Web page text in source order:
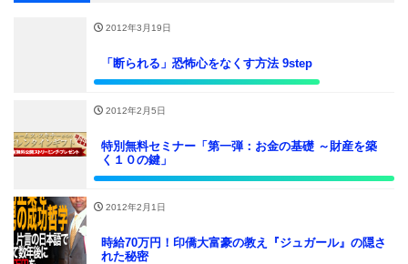
2012年3月19日
「断られる」恐怖心をなくす方法 9step
2012年2月5日
特別無料セミナー「第一弾：お金の基礎 ～財産を築
く１０の鍵」
2012年2月1日
時給70万円！印僑大富豪の教え『ジュガール』の隠さ
れた秘密